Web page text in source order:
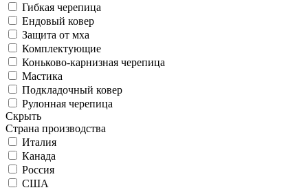
Гибкая черепица
Ендовый ковер
Защита от мха
Комплектующие
Коньково-карнизная черепица
Мастика
Подкладочный ковер
Рулонная черепица
Скрыть
Страна производства
Италия
Канада
Россия
США